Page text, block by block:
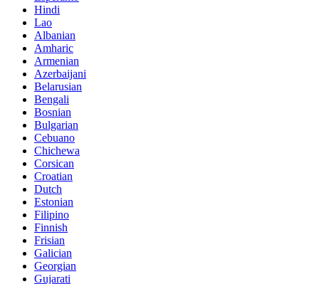
Hindi
Lao
Albanian
Amharic
Armenian
Azerbaijani
Belarusian
Bengali
Bosnian
Bulgarian
Cebuano
Chichewa
Corsican
Croatian
Dutch
Estonian
Filipino
Finnish
Frisian
Galician
Georgian
Gujarati